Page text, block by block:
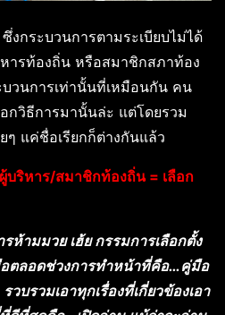
ซึ่งกระบวนการตามระเบียบไม่ได้
ารท้องถิ่น หรือสมาชิกสภาท้อง
บวนการเท่านั้นที่เหมือนกัน คน
กวิธีการมานั้นล่ะ แต่โดยรวม
แค่ชื่อเรียกก็ต่างกันแล้ว
บริหาร/สมาชิกท้องถิ่น = เลือก
ห้ามมวย เฮ้ย กรรมการเลือกตั้ง
ตลอดช่วงการทำหน้าที่คือ…คู่มือ
วบรวมเอาทุกเรื่องที่เกี่ยวข้องเอา